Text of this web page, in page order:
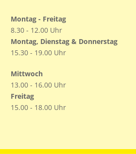
Montag - Freitag
8.30 - 12.00 Uhr
Montag, Dienstag & Donnerstag
15.30 - 19.00 Uhr
Mittwoch
13.00 - 16.00 Uhr
Freitag
15.00 - 18.00 Uhr